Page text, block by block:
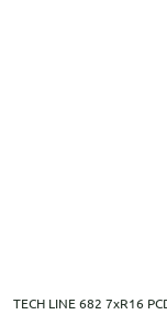
TECH LINE 682 7xR16